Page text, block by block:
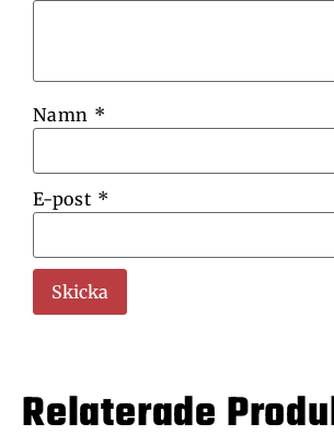
Namn *
E-post *
Relaterade